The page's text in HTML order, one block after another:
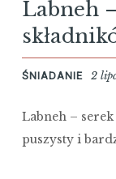
Labneh
ŚNIADANIE 2
Labneh –
puszysty i